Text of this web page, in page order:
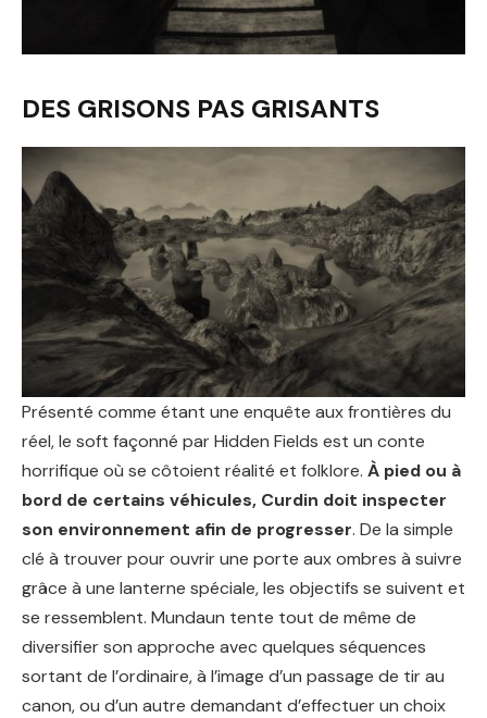
DES GRISONS PAS GRISANTS
Présenté comme étant une enquête aux frontières du
réel, le soft façonné par Hidden Fields est un conte
horrifique où se côtoient réalité et folklore. À pied ou à
bord de certains véhicules, Curdin doit inspecter
son environnement afin de progresser. De la simple
clé à trouver pour ouvrir une porte aux ombres à suivre
grâce à une lanterne spéciale, les objectifs se suivent et
se ressemblent. Mundaun tente tout de même de
diversifier son approche avec quelques séquences
sortant de l’ordinaire, à l’image d’un passage de tir au
canon, ou d’un autre demandant d’effectuer un choix